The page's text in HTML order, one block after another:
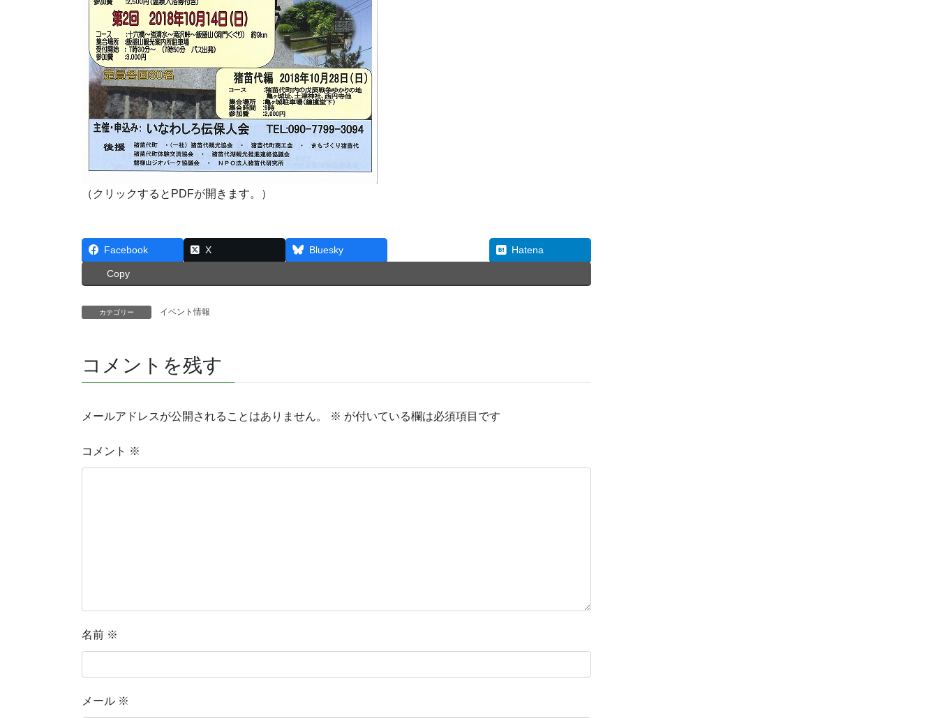
（クリックするとPDFが開きます。）
Facebook X Bluesky Hatena
Copy
カテゴリー イベント情報
コメントを残す
メールアドレスが公開されることはありません。 ※ が付いている欄は必須項目です
コメント ※
名前 ※
メール ※